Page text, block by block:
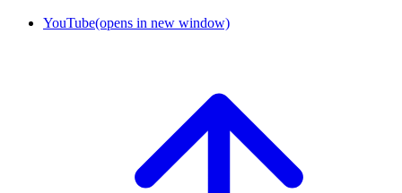
YouTube(opens in new window)